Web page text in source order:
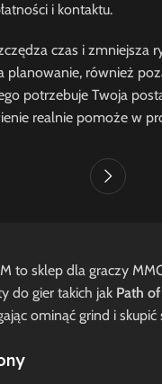
i kontaktu.
czas i zmniejsza
planowanie, również
potrzebuje Twoja
realnie pomoże w
to sklep dla graczy
do gier takich jak Path
ominąć grind i